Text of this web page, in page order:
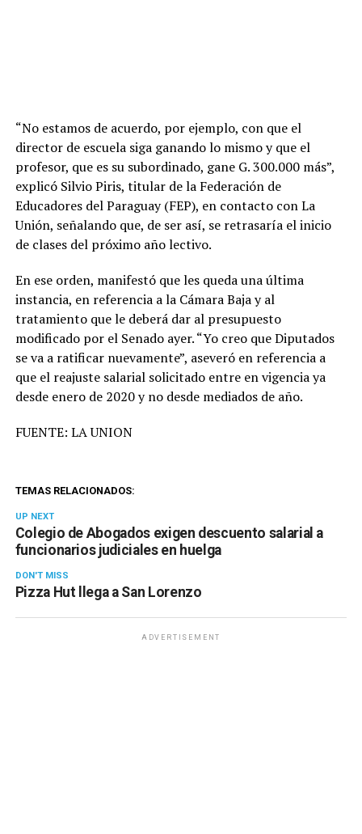
“No estamos de acuerdo, por ejemplo, con que el
director de escuela siga ganando lo mismo y que el
profesor, que es su subordinado, gane G. 300.000 más”,
explicó Silvio Piris, titular de la Federación de
Educadores del Paraguay (FEP), en contacto con La
Unión, señalando que, de ser así, se retrasaría el inicio
de clases del próximo año lectivo.
En ese orden, manifestó que les queda una última
instancia, en referencia a la Cámara Baja y al
tratamiento que le deberá dar al presupuesto
modificado por el Senado ayer. “Yo creo que Diputados
se va a ratificar nuevamente”, aseveró en referencia a
que el reajuste salarial solicitado entre en vigencia ya
desde enero de 2020 y no desde mediados de año.
FUENTE: LA UNION
TEMAS RELACIONADOS:
UP NEXT
Colegio de Abogados exigen descuento salarial a
funcionarios judiciales en huelga
DON'T MISS
Pizza Hut llega a San Lorenzo
ADVERTISEMENT